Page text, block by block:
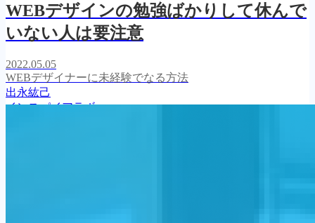
WEBデザインの勉強ばかりして休んで
いない人は要注意
2022.05.05
WEBデザイナーに未経験でなる方法
出永紘己
インスパイアラボ